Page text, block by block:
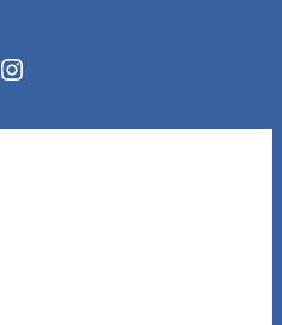
Instagram